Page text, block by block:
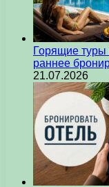
Горящие туры
раннее
21.07.2026